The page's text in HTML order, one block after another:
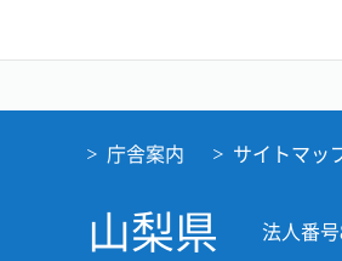
庁舎案内 サイトマッ
山梨県 法人番